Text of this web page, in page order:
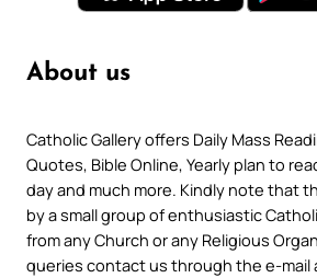
About us
Catholic Gallery offers Daily Mass
Quotes, Bible Online, Yearly plan to
day and much more. Kindly note that
by a small group of enthusiastic
from any Church or any Religious
queries contact us through the e-mail